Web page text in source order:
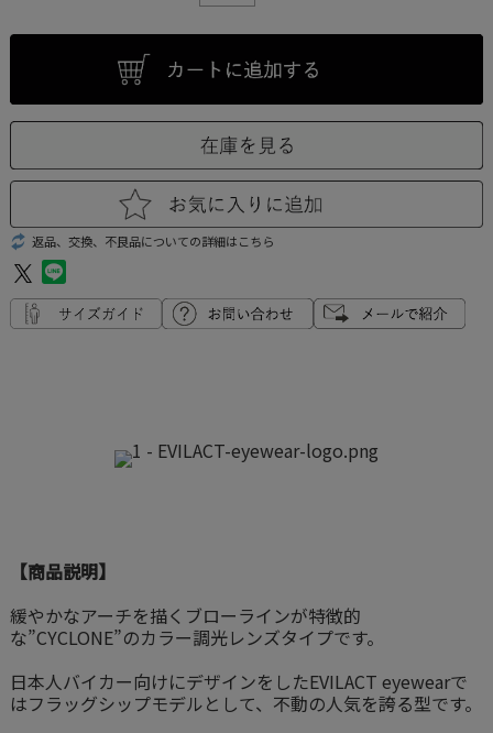
返品、交換、不良品についての詳細はこちら
【商品説明】
緩やかなアーチを描くブローラインが特徴的
な”CYCLONE”のカラー調光レンズタイプです。
日本人バイカー向けにデザインをしたEVILACT eyewearで
はフラッグシップモデルとして、不動の人気を誇る型です。